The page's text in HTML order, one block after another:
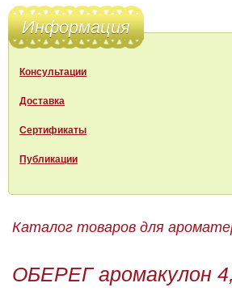
Информация
Консультации
Доставка
Сертификаты
Публикации
Каталог товаров для
ОБЕРЕГ аромакулон